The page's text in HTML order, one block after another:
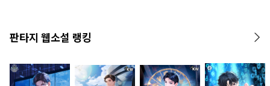
판타지 웹소설 랭킹